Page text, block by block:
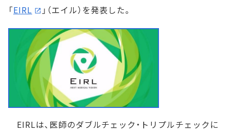
「EIRL 」（エイル）を発表した。
EIRLは、医師のダブルチェック・トリプルチェックに